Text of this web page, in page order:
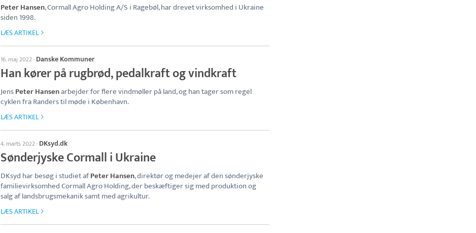
Peter Hansen, Cormall Agro Holding A/S i Ragebøl, har drevet virksomhed i Ukraine
siden 1998.
LÆS ARTIKEL
16. maj 2022· Danske Kommuner
Han kører på rugbrød, pedalkraft og vindkraft
JensPeter Hansenarbejder for flere vindmøller på land, og han tager som regel
cyklen fra Randers til møde i København.
LÆS ARTIKEL
4. marts 2022· DKsyd.dk
Sønderjyske Cormall i Ukraine
DKsyd har besøg i studiet afPeter Hansen, direktør og medejer af den sønderjyske
familievirksomhed Cormall Agro Holding, der beskæftiger sig med produktion og
salg af landsbrugsmekanik samt med agrikultur.
LÆS ARTIKEL